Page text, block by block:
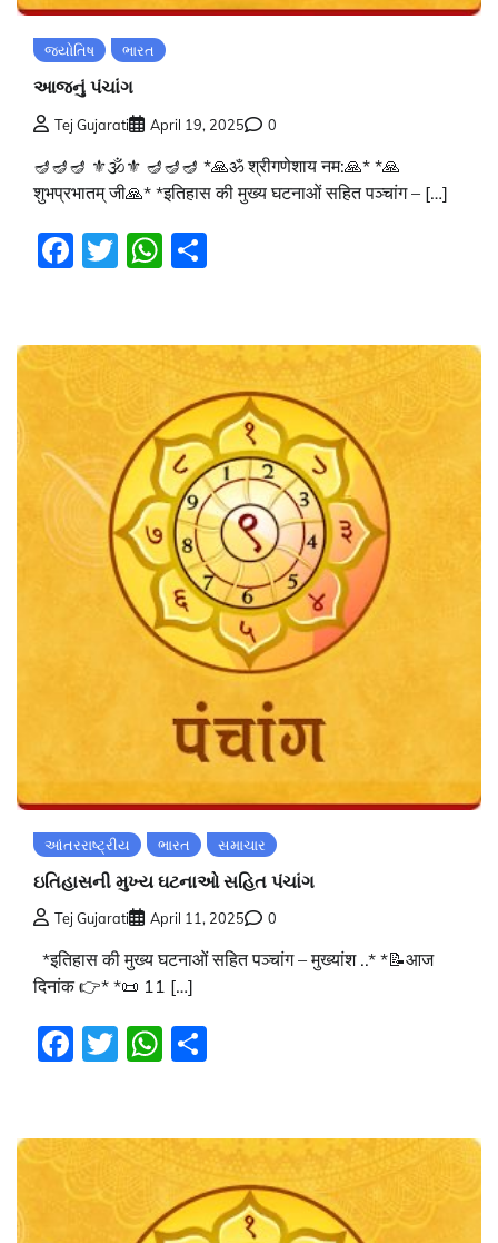
જ્યોતિષ ભારત
આજનું પંચાંગ
Tej Gujarati April 19, 2025 0
🪔🪔🪔 ⚜🕉⚜ 🪔🪔🪔 *🙏ॐ श्रीगणेशाय नम:🙏* *🙏
शुभप्रभातम् जी🙏* *इतिहास की मुख्य घटनाओं सहित पञ्चांग – […]
Facebook
TwitterWhatsApp
આંતરરાષ્ટ્રીય ભારત સમાચાર
ઇતિહાસની મુખ્ય ઘટનાઓ સહિત પંચાંગ
Tej Gujarati April 11, 2025 0
*इतिहास की मुख्य घटनाओं सहित पञ्चांग – मुख्यांश ..* *📝आज
दिनांक 👉* *📜 11 […]
Facebook
TwitterWhatsApp